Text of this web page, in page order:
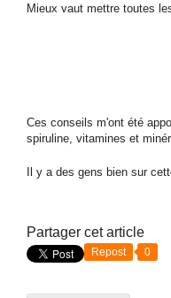
Mieux vaut mettre toutes
Ces conseils m'ont été
spiruline, vitamines et
Il y a des gens bien sur
Partager cet article
Repost 0